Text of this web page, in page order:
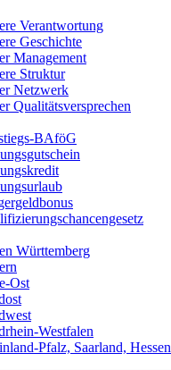
Verantwortung
Geschichte
Management
Struktur
Netzwerk
Qualitätsversprechen
BAföG
Württemberg
Ost
Westfalen
Pfalz, Saarland, Hessen